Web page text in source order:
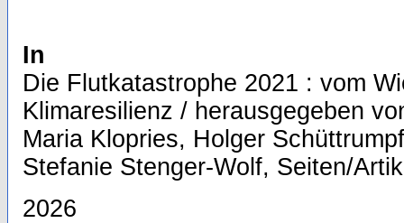
In
Die Flutkatastrophe 2021 : vom
Klimaresilienz / herausgegeben
Maria Klopries, Holger
Stefanie Stenger-Wolf, Seiten/
2026